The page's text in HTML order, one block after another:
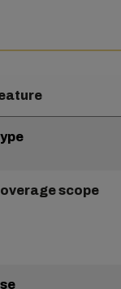
scope